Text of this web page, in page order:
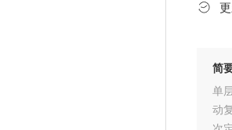
简
单
动